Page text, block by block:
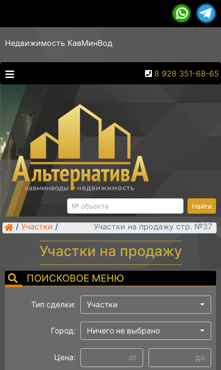
Недвижимость КавМинВод
8 928 351-68-65
Найти
/ Участки / Участки на продажу стр. №37
Участки на продажу
ПОИСКОВОЕ МЕНЮ
Тип сделки: Участки
Город: Ничего не выбрано
Цена: